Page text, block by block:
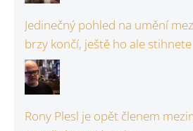
Jedinečný pohled na umění
brzy končí, ještě ho ale stihnete
Rony Plesl je opět členem